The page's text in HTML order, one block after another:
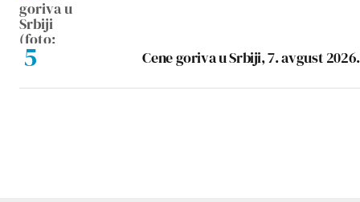
Cene goriva u Srbiji, 7. avgust 2026.